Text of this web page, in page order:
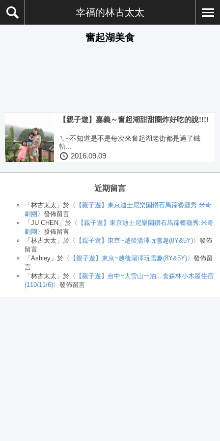
幸福的林古太太
奮起湖美食
【親子遊】嘉義～奮起湖甜甜圈炸好吃的說!!!!
ㄟ~不知道是不是每次來奮起湖老街都是過了鐵
軌...
2016.09.09
近期留言
「 林古太太 」於〈
【親子遊】東京迪士尼樂園鑽石馬蹄餐廳秀:米奇
劇團 〉發佈留言
「 JU CHEN 」於〈
【親子遊】東京迪士尼樂園鑽石馬蹄餐廳秀:米奇
劇團 〉發佈留言
「 林古太太 」於〈 【親子遊】東京~越後湯澤玩雪趣(8Y&5Y)〉發佈
留言
「 Ashley 」於〈 【親子遊】東京~越後湯澤玩雪趣(8Y&5Y)〉發佈留
言
「 林古太太 」於〈
【親子遊】台中~大雪山一泊二食森林小木屋住宿
(110/11/6)〉發佈留言